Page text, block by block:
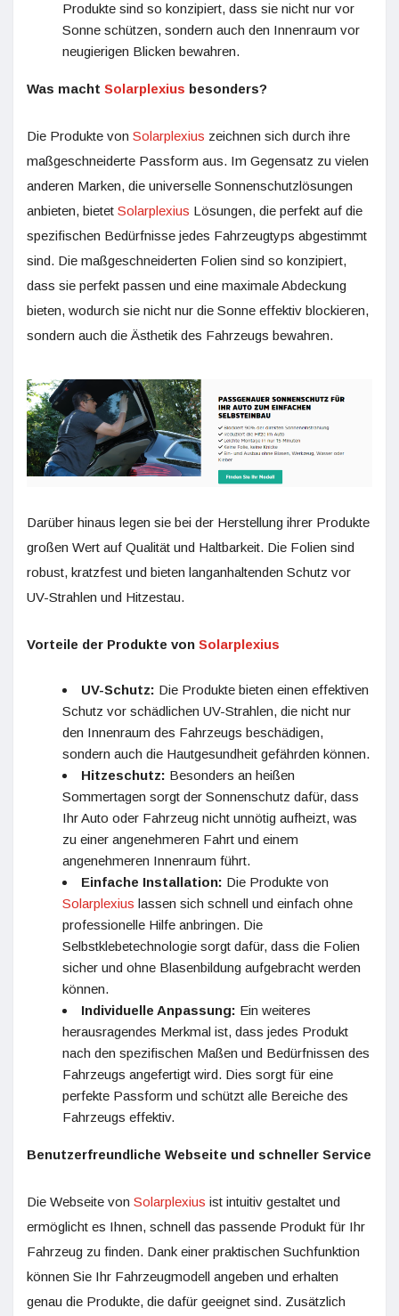
Produkte sind so konzipiert, dass sie nicht nur vor
Sonne schützen, sondern auch den Innenraum vor
neugierigen Blicken bewahren.
Was macht Solarplexius besonders?
Die Produkte von Solarplexius zeichnen sich durch ihre
maßgeschneiderte Passform aus. Im Gegensatz zu vielen
anderen Marken, die universelle Sonnenschutzlösungen
anbieten, bietet Solarplexius Lösungen, die perfekt auf die
spezifischen Bedürfnisse jedes Fahrzeugtyps abgestimmt
sind. Die maßgeschneiderten Folien sind so konzipiert,
dass sie perfekt passen und eine maximale Abdeckung
bieten, wodurch sie nicht nur die Sonne effektiv blockieren,
sondern auch die Ästhetik des Fahrzeugs bewahren.
Darüber hinaus legen sie bei der Herstellung ihrer Produkte
großen Wert auf Qualität und Haltbarkeit. Die Folien sind
robust, kratzfest und bieten langanhaltenden Schutz vor
UV-Strahlen und Hitzestau.
Vorteile der Produkte von Solarplexius
UV-Schutz: Die Produkte bieten einen effektiven
Schutz vor schädlichen UV-Strahlen, die nicht nur
den Innenraum des Fahrzeugs beschädigen,
sondern auch die Hautgesundheit gefährden können.
Hitzeschutz: Besonders an heißen
Sommertagen sorgt der Sonnenschutz dafür, dass
Ihr Auto oder Fahrzeug nicht unnötig aufheizt, was
zu einer angenehmeren Fahrt und einem
angenehmeren Innenraum führt.
Einfache Installation: Die Produkte von
Solarplexius lassen sich schnell und einfach ohne
professionelle Hilfe anbringen. Die
Selbstklebetechnologie sorgt dafür, dass die Folien
sicher und ohne Blasenbildung aufgebracht werden
können.
Individuelle Anpassung: Ein weiteres
herausragendes Merkmal ist, dass jedes Produkt
nach den spezifischen Maßen und Bedürfnissen des
Fahrzeugs angefertigt wird. Dies sorgt für eine
perfekte Passform und schützt alle Bereiche des
Fahrzeugs effektiv.
Benutzerfreundliche Webseite und schneller Service
Die Webseite von Solarplexius ist intuitiv gestaltet und
ermöglicht es Ihnen, schnell das passende Produkt für Ihr
Fahrzeug zu finden. Dank einer praktischen Suchfunktion
können Sie Ihr Fahrzeugmodell angeben und erhalten
genau die Produkte, die dafür geeignet sind. Zusätzlich